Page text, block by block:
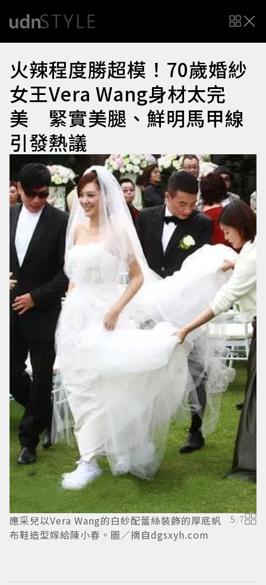
火辣程度勝超模！70歲婚紗
女王Vera Wang身材太完
美 緊實美腿、鮮明馬甲線
引發熱議
應采兒以Vera Wang的白紗配蕾絲裝飾的厚底帆
布鞋造型嫁給陳小春。圖／摘自dgsxyh.com
5 /7